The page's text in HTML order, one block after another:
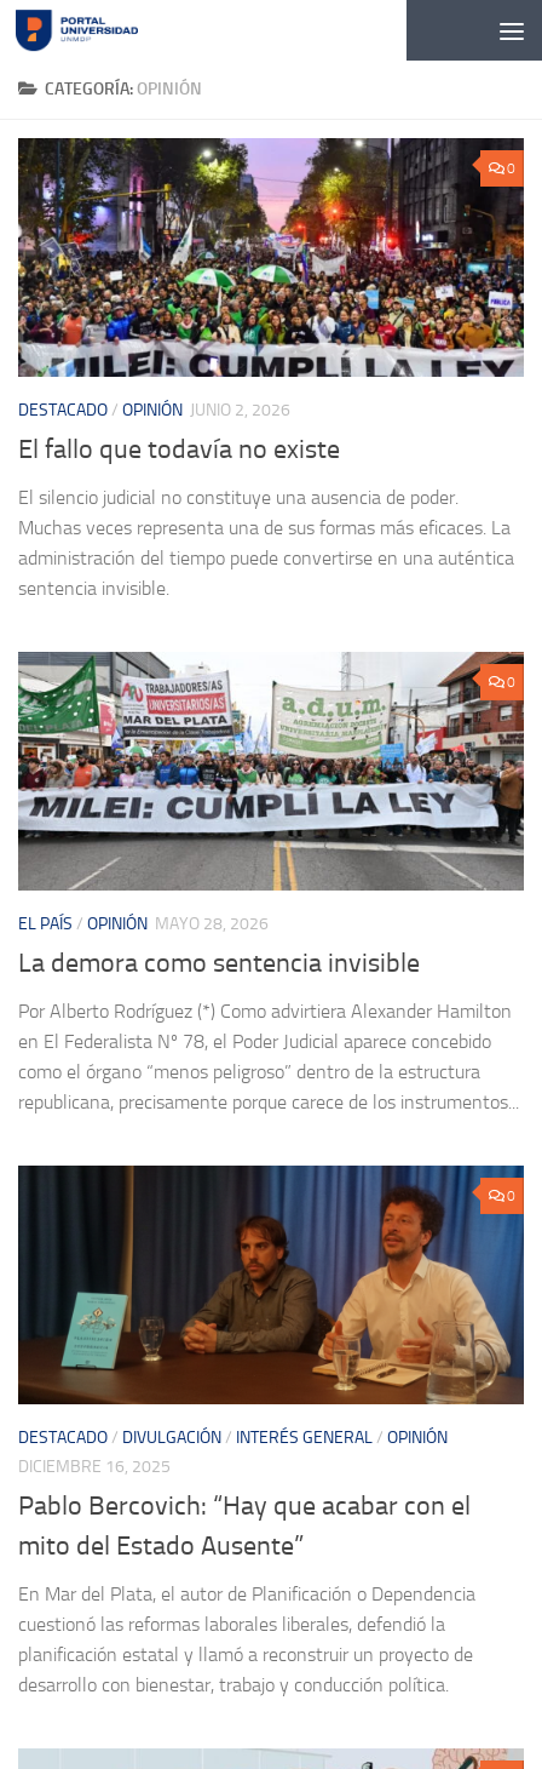
Skip to content
CATEGORÍA:OPINIÓN
0
DESTACADO/ OPINIÓN JUNIO 2, 2026
El fallo que todavía no existe
El silencio judicial no constituye una ausencia de poder.
Muchas veces representa una de sus formas más eficaces. La
administración del tiempo puede convertirse en una auténtica
sentencia invisible.
0
EL PAÍS / OPINIÓN MAYO 28, 2026
La demora como sentencia invisible
Por Alberto Rodríguez (*) Como advirtiera Alexander Hamilton
en El Federalista Nº 78, el Poder Judicial aparece concebido
como el órgano “menos peligroso” dentro de la estructura
republicana, precisamente porque carece de los instrumentos...
0
DESTACADO/ DIVULGACIÓN/ INTERÉS GENERAL/ OPINIÓN
DICIEMBRE 16, 2025
Pablo Bercovich: “Hay que acabar con el
mito del Estado Ausente”
En Mar del Plata, el autor de Planificación o Dependencia
cuestionó las reformas laborales liberales, defendió la
planificación estatal y llamó a reconstruir un proyecto de
desarrollo con bienestar, trabajo y conducción política.